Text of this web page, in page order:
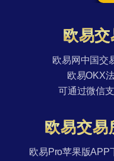
欧易
欧易网中国交
欧易OKX
可通过微信
欧易交易
欧易Pro苹果版APP